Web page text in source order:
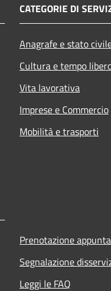
CATEGORIE DI
Anagrafe e stato
Cultura e tempo
Vita lavorativa
Imprese e Commercio
Mobilità e trasporti
Prenotazione
Segnalazione
Leggi le FAQ